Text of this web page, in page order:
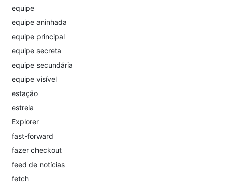
equipe
equipe aninhada
equipe principal
equipe secreta
equipe secundária
equipe visível
estação
estrela
Explorer
fast-forward
fazer checkout
feed de notícias
fetch